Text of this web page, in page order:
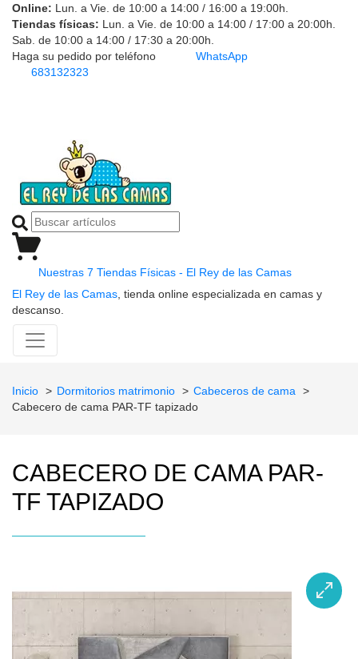
Online: Lun. a Vie. de 10:00 a 14:00 / 16:00 a 19:00h.
Tiendas físicas: Lun. a Vie. de 10:00 a 14:00 / 17:00 a 20:00h.
Sab. de 10:00 a 14:00 / 17:30 a 20:00h.
Haga su pedido por teléfono
683132323
WhatsApp
Nuestras 7 Tiendas Físicas - El Rey de las Camas
El Rey de las Camas , tienda online especializada en camas y
descanso.
Inicio Dormitorios matrimonio
Cabeceros de cama
Cabecero de cama PAR-TF tapizado
CABECERO DE CAMA PAR-
TF TAPIZADO